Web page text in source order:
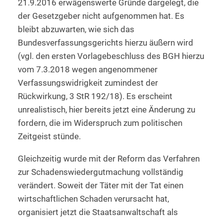
21.9.2016 erwägenswerte Gründe dargelegt, die
der Gesetzgeber nicht aufgenommen hat. Es
bleibt abzuwarten, wie sich das
Bundesverfassungsgerichts hierzu äußern wird
(vgl. den ersten Vorlagebeschluss des BGH hierzu
vom 7.3.2018 wegen angenommener
Verfassungswidrigkeit zumindest der
Rückwirkung, 3 StR 192/18). Es erscheint
unrealistisch, hier bereits jetzt eine Änderung zu
fordern, die im Widerspruch zum politischen
Zeitgeist stünde.
Gleichzeitig wurde mit der Reform das Verfahren
zur Schadenswiedergutmachung vollständig
verändert. Soweit der Täter mit der Tat einen
wirtschaftlichen Schaden verursacht hat,
organisiert jetzt die Staatsanwaltschaft als